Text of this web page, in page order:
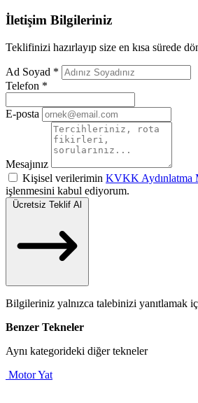
İletişim Bilgileriniz
Teklifinizi hazırlayıp size en kısa sürede
Ad Soyad *
Telefon *
E-posta
Mesajınız
Kişisel verilerimin KVKK Aydınlatma
işlenmesini kabul ediyorum.
Ücretsiz Teklif Al
Bilgileriniz yalnızca talebinizi yanıtlamak
Benzer Tekneler
Aynı kategorideki diğer tekneler
Motor Yat